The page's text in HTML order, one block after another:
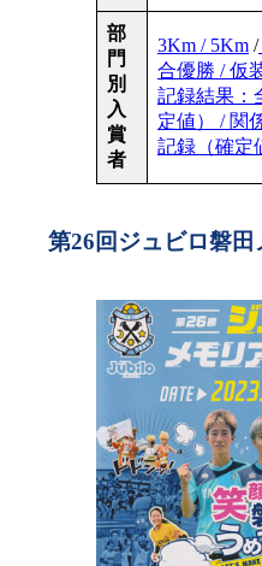
部
門
別
入
賞
者
3Km / 5Km /
合優勝 / 仮
記録結果：
定値） / 関
記録（確定
第26回ジュビロ磐